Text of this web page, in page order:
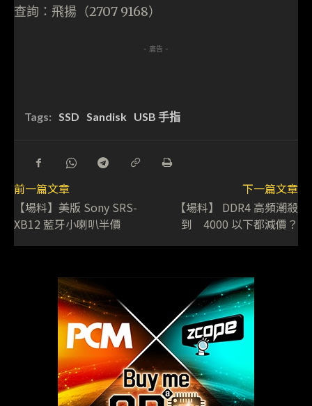
查詢：飛揚（2707 9168）
- 廣告 -
Tags: SSD Sandisk USB 手指
前一篇文章
【場料】美版 Sony SRS-
XB12 藍牙小喇叭半價
下一篇文章
【場料】 DDR4 高頻潮殺
到 4000 以下都減價？